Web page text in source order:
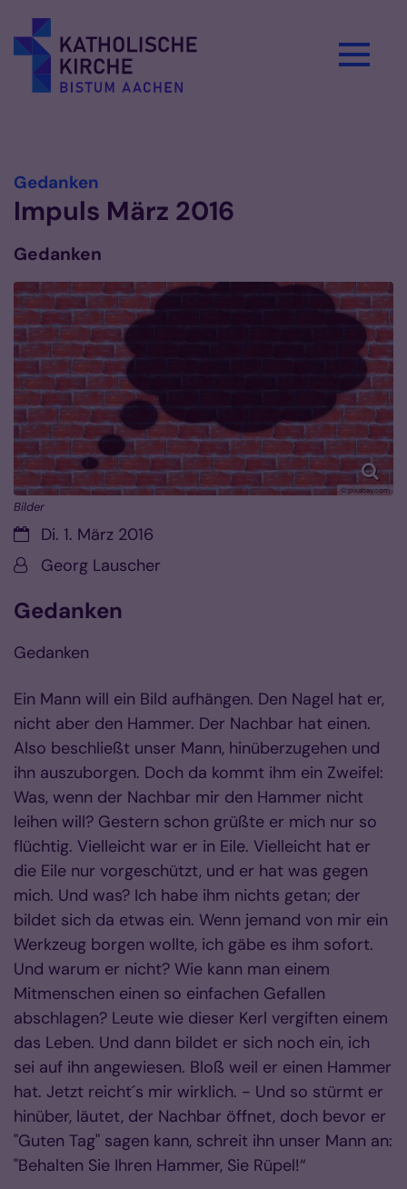
Gedanken
Impuls März 2016
Gedanken
© pixabay.com
Bilder
Datum:Di. 1. März 2016
Von:Georg Lauscher
Gedanken
Gedanken
Ein Mann will ein Bild aufhängen. Den Nagel hat er,
nicht aber den Hammer. Der Nachbar hat einen.
Also beschließt unser Mann, hinüberzugehen und
ihn auszuborgen. Doch da kommt ihm ein Zweifel:
Was, wenn der Nachbar mir den Hammer nicht
leihen will? Gestern schon grüßte er mich nur so
flüchtig. Vielleicht war er in Eile. Vielleicht hat er
die Eile nur vorgeschützt, und er hat was gegen
mich. Und was? Ich habe ihm nichts getan; der
bildet sich da etwas ein. Wenn jemand von mir ein
Werkzeug borgen wollte, ich gäbe es ihm sofort.
Und warum er nicht? Wie kann man einem
Mitmenschen einen so einfachen Gefallen
abschlagen? Leute wie dieser Kerl vergiften einem
das Leben. Und dann bildet er sich noch ein, ich
sei auf ihn angewiesen. Bloß weil er einen Hammer
hat. Jetzt reicht´s mir wirklich. - Und so stürmt er
hinüber, läutet, der Nachbar öffnet, doch bevor er
"Guten Tag" sagen kann, schreit ihn unser Mann an:
"Behalten Sie Ihren Hammer, Sie Rüpel!“